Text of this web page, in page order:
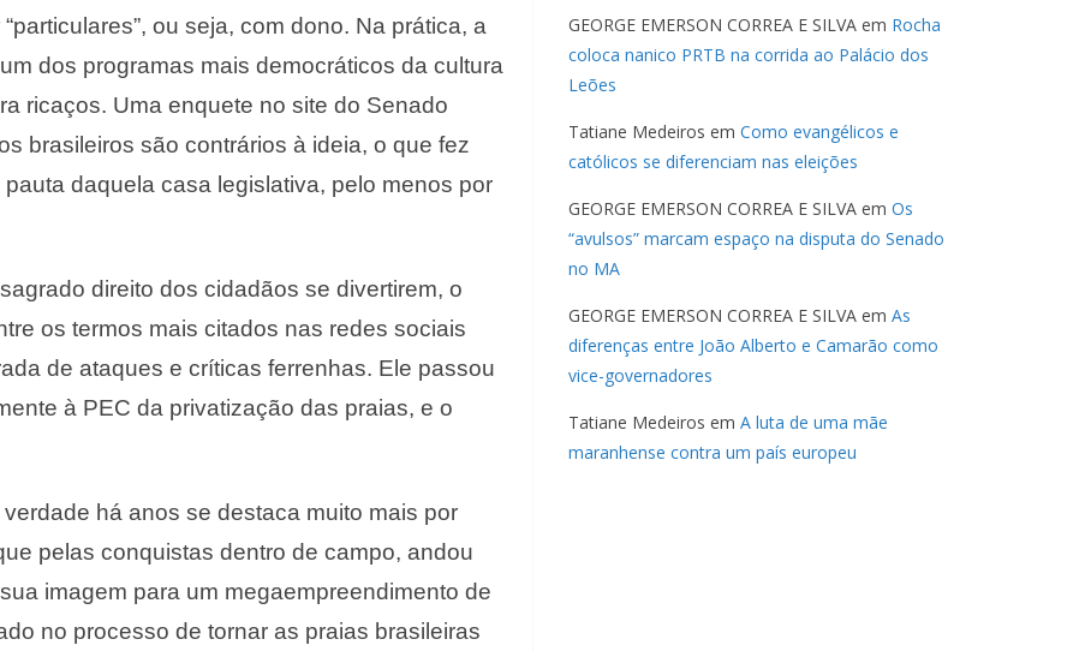
ou seja, com dono. Na prática, a
dos programas mais democráticos da cultura
ricaços. Uma enquete no site do Senado
brasileiros são contrários à ideia, o que fez
daquela casa legislativa, pelo menos por
direito dos cidadãos se divertirem, o
os termos mais citados nas redes sociais
de ataques e críticas ferrenhas. Ele passou
à PEC da privatização das praias, e o
há anos se destaca muito mais por
pelas conquistas dentro de campo, andou
imagem para um megaempreendimento de
no processo de tornar as praias brasileiras
GEORGE EMERSON CORREA E SILVA em Rocha
coloca nanico PRTB na corrida ao Palácio dos
Leões
Tatiane Medeiros em Como evangélicos e
católicos se diferenciam nas eleições
GEORGE EMERSON CORREA E SILVA em Os
“avulsos” marcam espaço na disputa do Senado
no MA
GEORGE EMERSON CORREA E SILVA em As
diferenças entre João Alberto e Camarão como
vice-governadores
Tatiane Medeiros em A luta de uma mãe
maranhense contra um país europeu